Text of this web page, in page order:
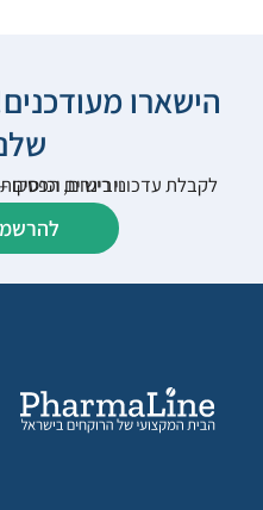
הישארו
לקבלת עדכוני רישום, הפסקות שיווק, כתבות